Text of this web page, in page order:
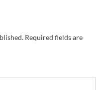
Required fields are